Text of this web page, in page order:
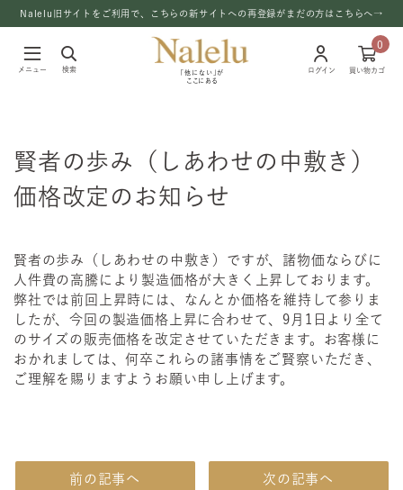
Nalelu旧サイトをご利用で、こちらの新サイトへの再登録がまだの方はこちらへ→
メニュー 検索
「他にない」が
ここにある
ログイン
0
買い物カゴ
賢者の歩み（しあわせの中敷き）
価格改定のお知らせ
賢者の歩み（しあわせの中敷き）ですが、諸物価ならびに
人件費の高騰により製造価格が大きく上昇しております。
弊社では前回上昇時には、なんとか価格を維持して参りま
したが、今回の製造価格上昇に合わせて、9月1日より全て
のサイズの販売価格を改定させていただきます。お客様に
おかれましては、何卒これらの諸事情をご賢察いただき、
ご理解を賜りますようお願い申し上げます。
前の記事へ 次の記事へ